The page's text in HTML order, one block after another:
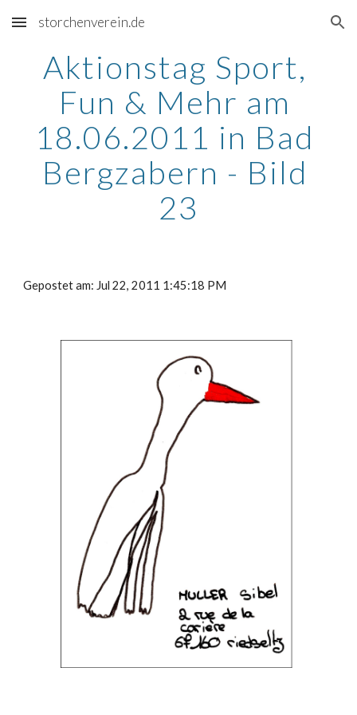
Skip to main content Skip to navigation
storchenverein.de
Aktionstag Sport,
Fun & Mehr am
18.06.2011 in Bad
Bergzabern - Bild
23
Gepostet am: Jul 22, 2011 1:45:18 PM